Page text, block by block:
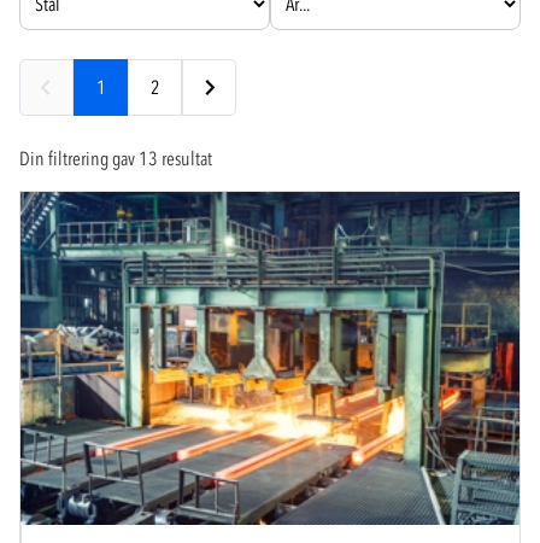
1 2
Din filtrering gav 13 resultat